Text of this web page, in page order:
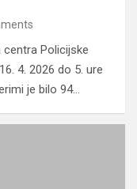
Policijske
4. 2026 do 5. ure
je bilo 94…